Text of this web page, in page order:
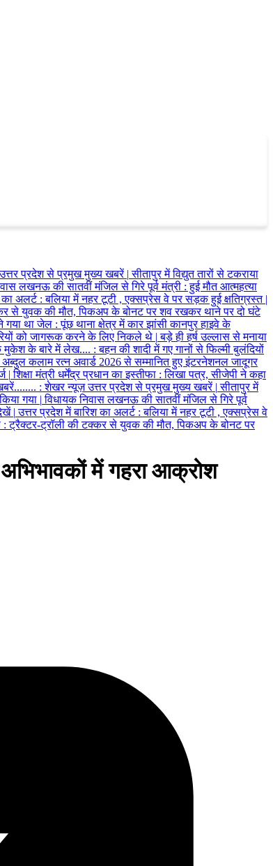
प्रदेश से प्रमुख मुख्य खबरें | सीतापुर में विद्युत तारों से टकराया
लखनऊ की सातवीं मंजिल से गिरे पूर्व मंत्री : हुई मौत आत्महत्या
का अलर्ट : बलिया में नहर टूटी , एक्सप्रेस वे पर सड़क हुई क्षतिग्रस्त |
से युवक की मौत, पिकअप के बोनट पर शव रखकर थाने पर दो घंटे
गया था जेल : पूंछ थाना क्षेत्र में कार झांसी कानपुर हाइवे के
को जागरूक करने के लिए निकले थे | बड़े ही हर्ष उल्लास से मनाया
मुकेश के बारे में लेख.... : बहन की शादी में गए गानों से फिल्मी बुलंदियों
अब्दुल कलाम रत्न अवार्ड 2026 से सम्मानित हुए इंटरनेशनल जादूगर
| शिक्षा मंत्री धर्मेंद्र प्रधान का इस्तीफा : लिखा पत्र, सीजेपी ने कहा
: शेखर न्यूज़ उत्तर प्रदेश से प्रमुख मुख्य खबरें | सीतापुर में
गया | विधायक निवास लखनऊ की सातवीं मंजिल से गिरे पूर्व
| उत्तर प्रदेश में बारिश का अलर्ट : बलिया में नहर टूटी , एक्सप्रेस वे
: ट्रैक्टर-ट्रॉली की टक्कर से युवक की मौत, पिकअप के बोनट पर
अभिभावकों में गहरा आक्रोश